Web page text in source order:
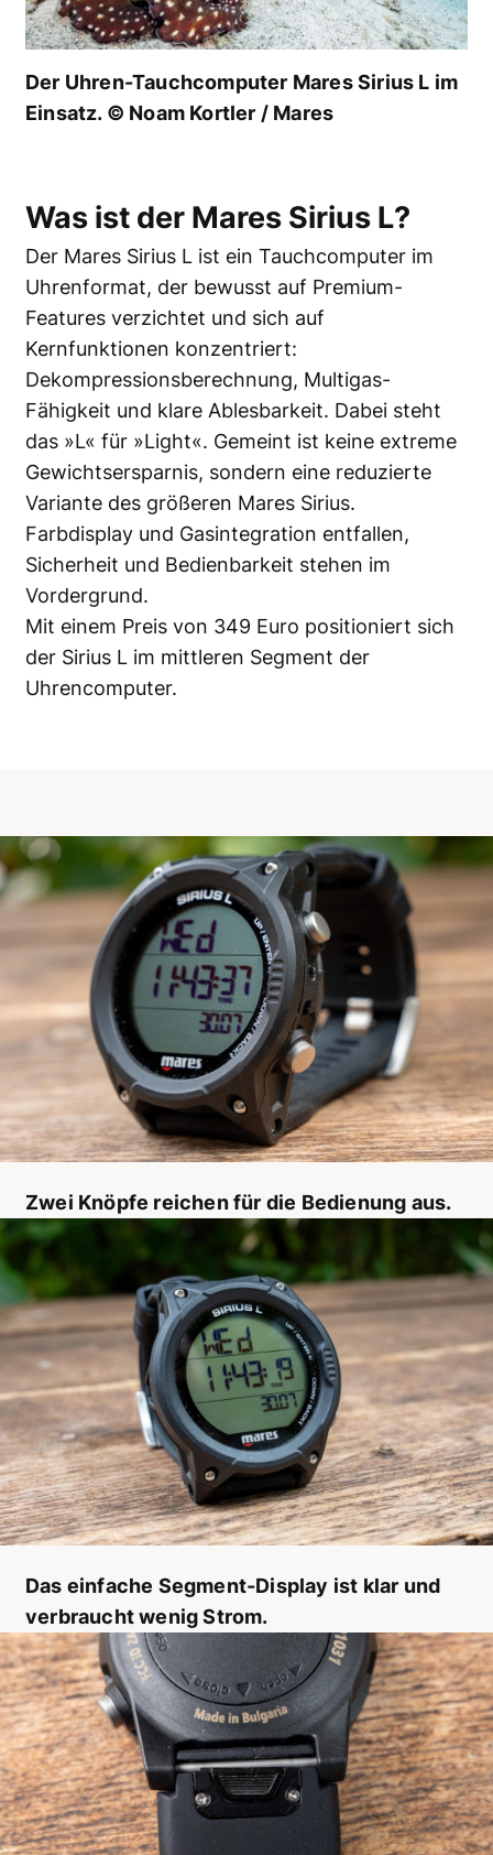
Der Uhren-Tauchcomputer Mares Sirius L im
Einsatz. © Noam Kortler / Mares
Was ist der Mares Sirius L?
Der Mares Sirius L ist ein Tauchcomputer im
Uhrenformat, der bewusst auf Premium-
Features verzichtet und sich auf
Kernfunktionen konzentriert:
Dekompressionsberechnung, Multigas-
Fähigkeit und klare Ablesbarkeit. Dabei steht
das »L« für »Light«. Gemeint ist keine extreme
Gewichtsersparnis, sondern eine reduzierte
Variante des größeren Mares Sirius.
Farbdisplay und Gasintegration entfallen,
Sicherheit und Bedienbarkeit stehen im
Vordergrund.
Mit einem Preis von 349 Euro positioniert sich
der Sirius L im mittleren Segment der
Uhrencomputer.
Zwei Knöpfe reichen für die Bedienung aus.
Das einfache Segment-Display ist klar und
verbraucht wenig Strom.